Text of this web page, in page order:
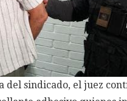
del sindicado, el juez